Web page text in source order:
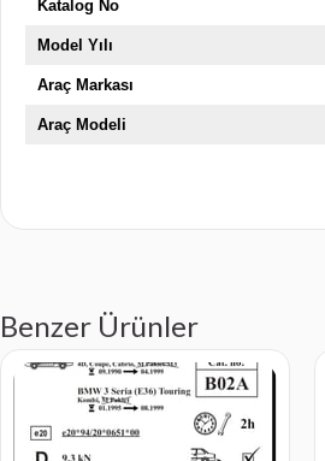
Katalog No
Model Yılı
Araç Markası
Araç Modeli
Benzer Ürünler